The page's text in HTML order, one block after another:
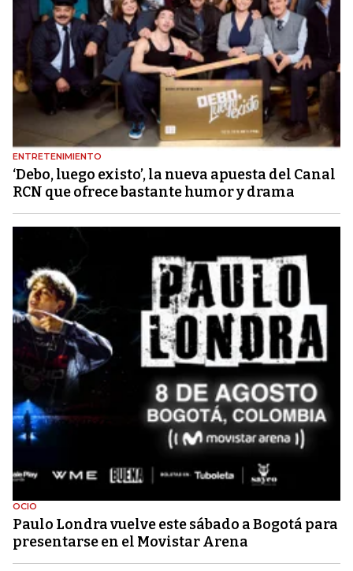
ENTRETENIMIENTO
‘Debo, luego existo’, la nueva apuesta del Canal
RCN que ofrece bastante humor y drama
OCIO
Paulo Londra vuelve este sábado a Bogotá para
presentarse en el Movistar Arena